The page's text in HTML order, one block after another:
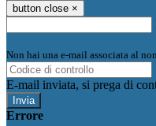
button close ×
Non hai una e-mail associata al
E-mail inviata, si prega di
Errore